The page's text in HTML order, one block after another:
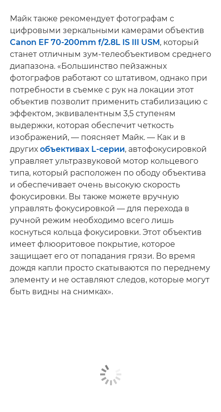
Майк также рекомендует фотографам с
цифровыми зеркальными камерами объектив
Canon EF 70-200mm f/2.8L IS III USM , который
станет отличным зум-телеобъективом среднего
диапазона. «Большинство пейзажных
фотографов работают со штативом, однако при
потребности в съемке с рук на локации этот
объектив позволит применить стабилизацию с
эффектом, эквивалентным 3,5 ступеням
выдержки, которая обеспечит четкость
изображений, — поясняет Майк. — Как и в
других объективах L-серии, автофокусировкой
управляет ультразвуковой мотор кольцевого
типа, который расположен по ободу объектива
и обеспечивает очень высокую скорость
фокусировки. Вы также можете вручную
управлять фокусировкой — для перехода в
ручной режим необходимо всего лишь
коснуться кольца фокусировки. Этот объектив
имеет флюоритовое покрытие, которое
защищает его от попадания грязи. Во время
дождя капли просто скатываются по переднему
элементу и не оставляют следов, которые могут
быть видны на снимках».